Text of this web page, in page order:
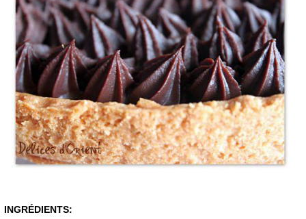
INGRÉDIENTS: